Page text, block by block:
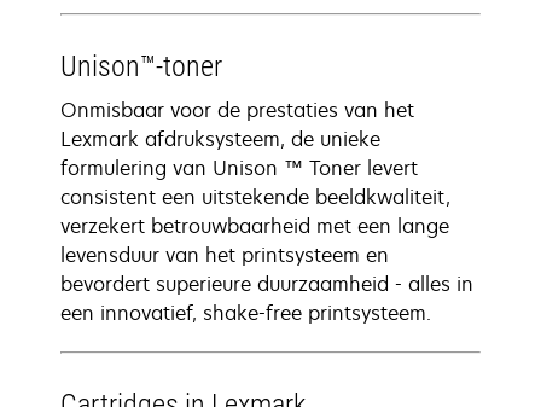
Unison™-toner
Onmisbaar voor de prestaties van het
Lexmark afdruksysteem, de unieke
formulering van Unison ™ Toner levert
consistent een uitstekende beeldkwaliteit,
verzekert betrouwbaarheid met een lange
levensduur van het printsysteem en
bevordert superieure duurzaamheid - alles in
een innovatief, shake-free printsysteem.